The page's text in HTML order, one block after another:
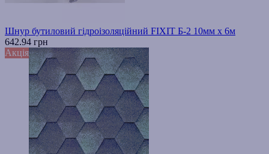
Шнур бутиловий гідроізоляційний FIXIT Б-2 10мм х 6м
642.94 грн
Акція